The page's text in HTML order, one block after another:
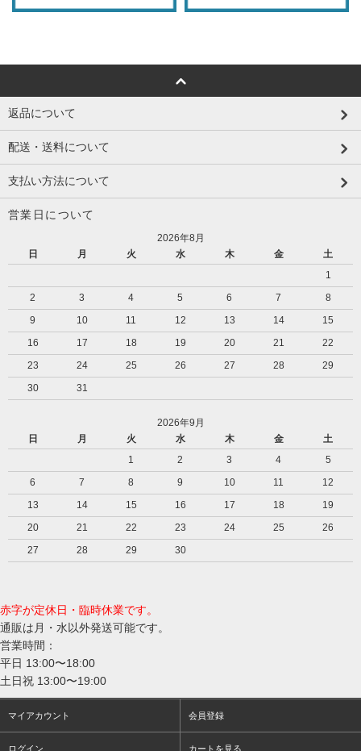
返品について
配送・送料について
支払い方法について
営業日について
2026年8月
日
月 火 水 木 金
土
1
2
3 4 5 6 7
8
9
10 11 12 13 14
15
16
17 18 19 20 21
22
23
24 25 26 27 28
29
30
31
2026年9月
日
月 火 水 木 金
土
1
2 3 4
5
6
7 8 9 10 11
12
13
14 15 16 17 18
19
20
21 22 23 24 25
26
27
28 29 30
赤字が定休日・臨時休業です。
通販は月・水以外発送可能です。
営業時間：
平日 13:00〜18:00
土日祝 13:00〜19:00
マイアカウント 会員登録
ログイン カートを見る